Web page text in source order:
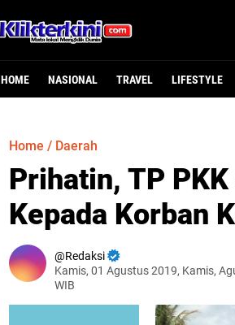
HOME NASIONAL TRAVEL LIFESTYLE
Home / Daerah
Prihatin, TP
Kepada Korban
Redaksi
Kamis, 01 Agustus 2019, Kamis,
WIB